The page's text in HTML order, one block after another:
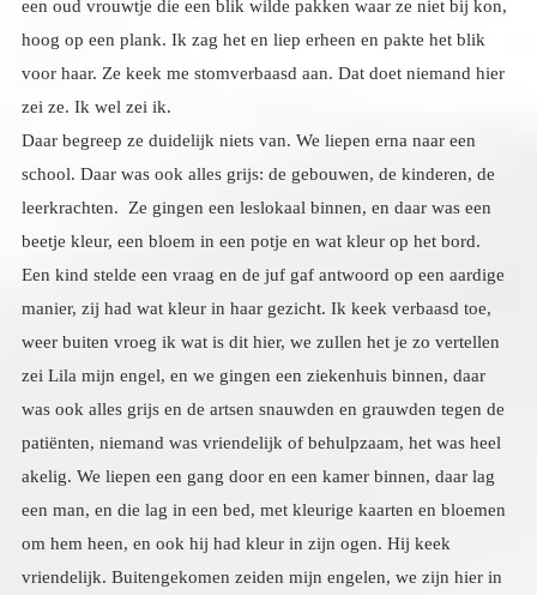
zei ze. Ik wel zei ik.
Daar begreep ze duidelijk niets van. We liepen erna naar een
school. Daar was ook alles grijs: de gebouwen, de kinderen, de
leerkrachten. Ze gingen een leslokaal binnen, en daar was een
beetje kleur, een bloem in een potje en wat kleur op het bord.
Een kind stelde een vraag en de juf gaf antwoord op een aardige
manier, zij had wat kleur in haar gezicht. Ik keek verbaasd toe,
weer buiten vroeg ik wat is dit hier, we zullen het je zo vertellen
zei Lila mijn engel, en we gingen een ziekenhuis binnen, daar
was ook alles grijs en de artsen snauwden en grauwden tegen de
patiënten, niemand was vriendelijk of behulpzaam, het was heel
akelig. We liepen een gang door en een kamer binnen, daar lag
een man, en die lag in een bed, met kleurige kaarten en bloemen
om hem heen, en ook hij had kleur in zijn ogen. Hij keek
vriendelijk. Buitengekomen zeiden mijn engelen, we zijn hier in
de tweede dimensie, hier zijn de mensen die nog vastzitten in hun
hebzucht, jaloezie, haat, wraakzucht, zelfzuchtigheid, en die paar
mensen die een beetje kleur kregen zoals die schooljuf, die
beginnen zich te ontwikkelen naar liefde, die beginnen stapje
voor stapje dingen te waarderen, lief te hebben, en als ze dat echt
integreren gaan ze na hun dood naar de derde dimensie. De man
in zijn bed in het ziekenhuis heeft het begrepen, hij gaat na zijn